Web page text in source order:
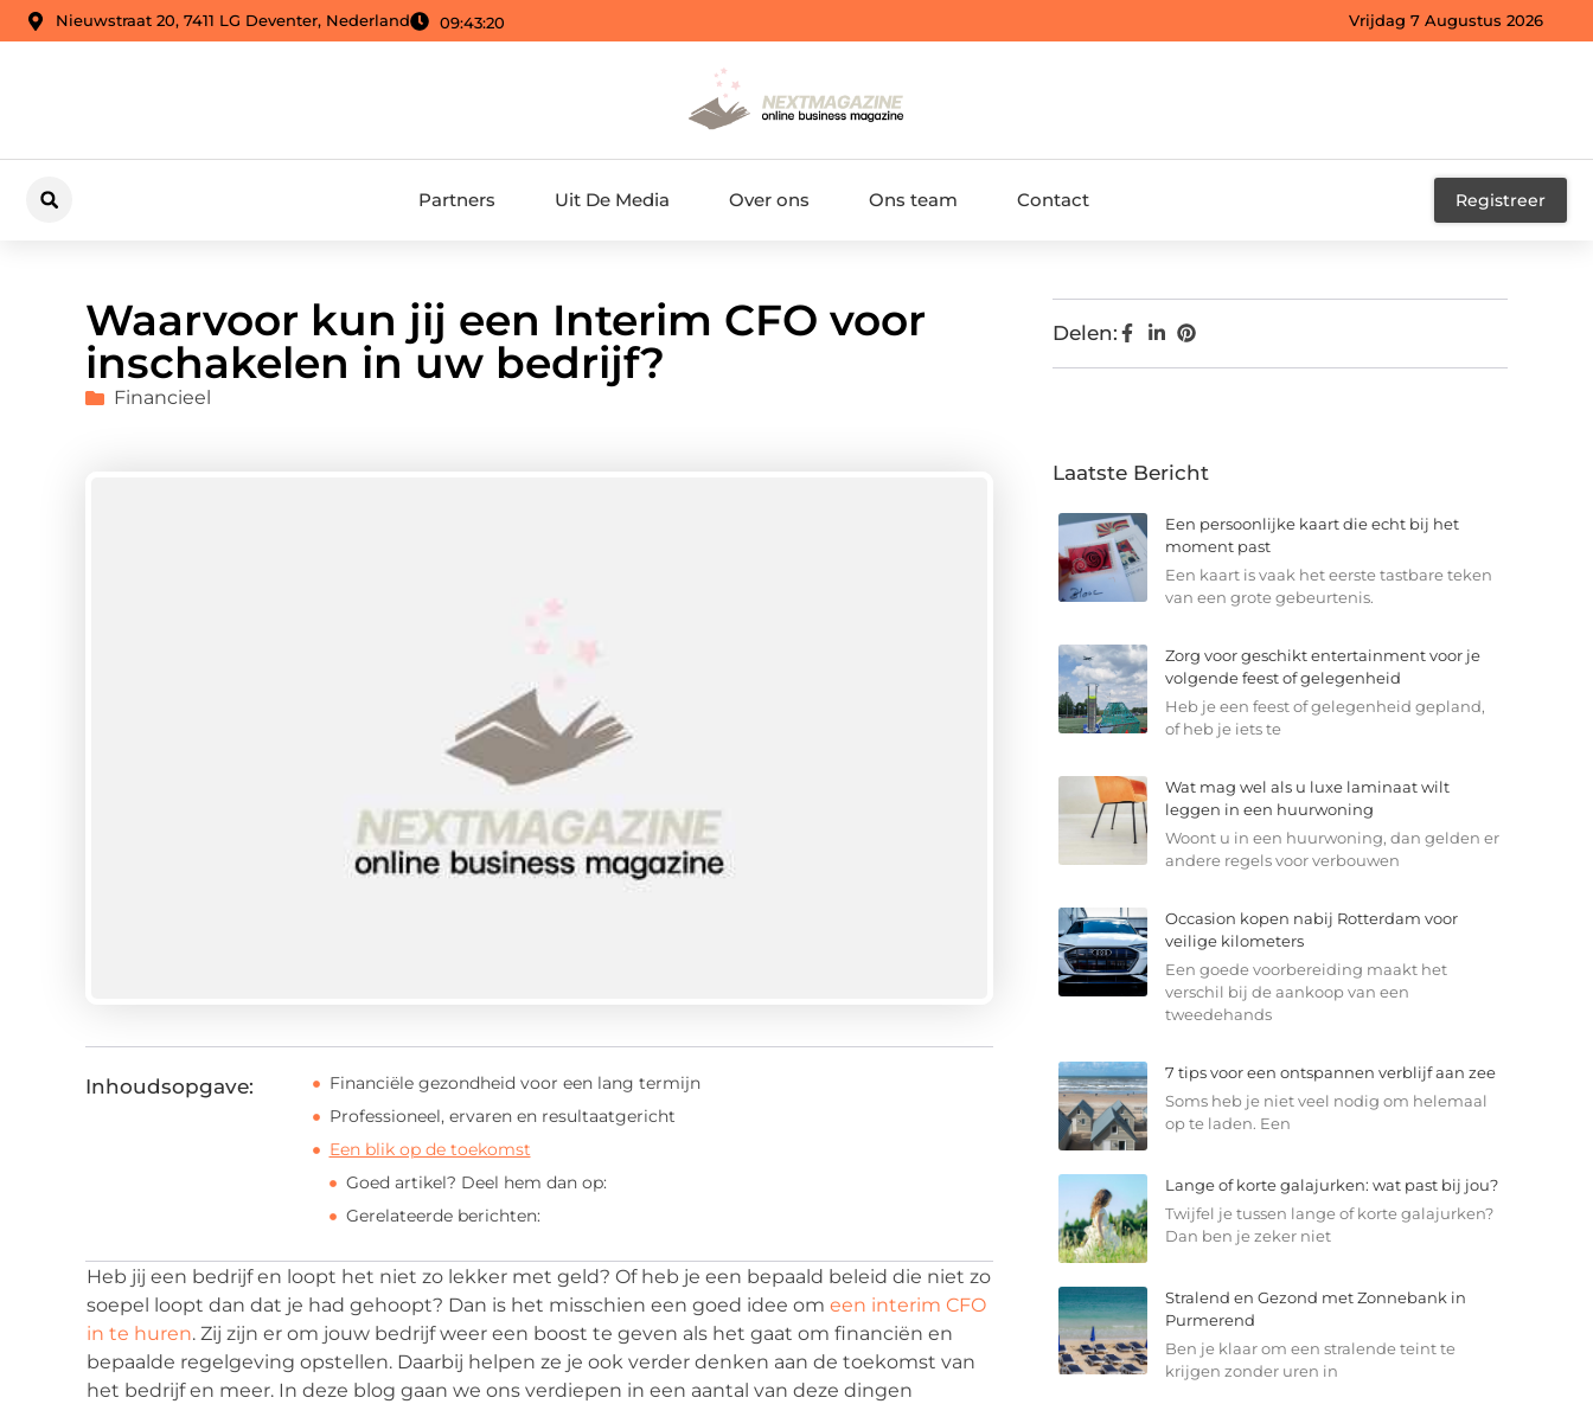
Nieuwstraat 20, 7411 LG Deventer, Nederland 09:43:21 Vrijdag 7 Augustus 2026
Partners Uit De Media Over ons Ons team Contact Registreer
Waarvoor kun jij een Interim CFO voor
inschakelen in uw bedrijf?
Financieel
Inhoudsopgave:
Financiële gezondheid voor een lang termijn
Professioneel, ervaren en resultaatgericht
Een blik op de toekomst
Goed artikel? Deel hem dan op:
Gerelateerde berichten:
Heb jij een bedrijf en loopt het niet zo lekker met geld? Of heb je een bepaald beleid die niet zo
soepel loopt dan dat je had gehoopt? Dan is het misschien een goed idee om een interim CFO
in te huren. Zij zijn er om jouw bedrijf weer een boost te geven als het gaat om financiën en
bepaalde regelgeving opstellen. Daarbij helpen ze je ook verder denken aan de toekomst van
het bedrijf en meer. In deze blog gaan we ons verdiepen in een aantal van deze dingen
Delen:
Laatste Bericht
Een persoonlijke kaart die echt bij het
moment past
Een kaart is vaak het eerste tastbare teken
van een grote gebeurtenis.
Zorg voor geschikt entertainment voor je
volgende feest of gelegenheid
Heb je een feest of gelegenheid gepland,
of heb je iets te
Wat mag wel als u luxe laminaat wilt
leggen in een huurwoning
Woont u in een huurwoning, dan gelden er
andere regels voor verbouwen
Occasion kopen nabij Rotterdam voor
veilige kilometers
Een goede voorbereiding maakt het
verschil bij de aankoop van een
tweedehands
7 tips voor een ontspannen verblijf aan zee
Soms heb je niet veel nodig om helemaal
op te laden. Een
Lange of korte galajurken: wat past bij jou?
Twijfel je tussen lange of korte galajurken?
Dan ben je zeker niet
Stralend en Gezond met Zonnebank in
Purmerend
Ben je klaar om een stralende teint te
krijgen zonder uren in